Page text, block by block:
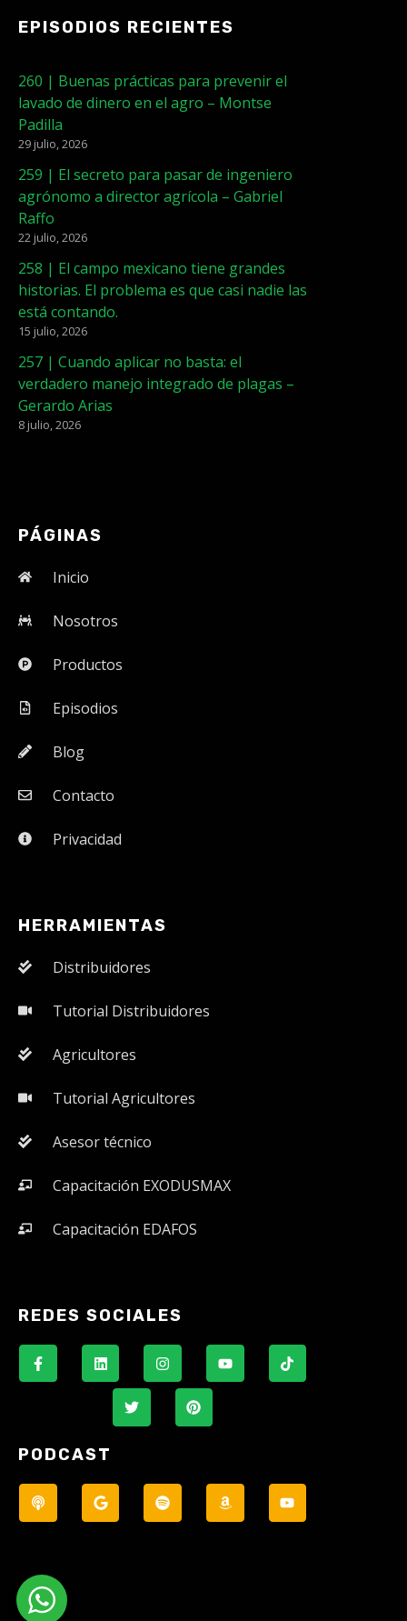
EPISODIOS RECIENTES
260 | Buenas prácticas para prevenir el
lavado de dinero en el agro – Montse
Padilla
29 julio, 2026
259 | El secreto para pasar de ingeniero
agrónomo a director agrícola – Gabriel
Raffo
22 julio, 2026
258 | El campo mexicano tiene grandes
historias. El problema es que casi nadie las
está contando.
15 julio, 2026
257 | Cuando aplicar no basta: el
verdadero manejo integrado de plagas –
Gerardo Arias
8 julio, 2026
PÁGINAS
Inicio
Nosotros
Productos
Episodios
Blog
Contacto
Privacidad
HERRAMIENTAS
Distribuidores
Tutorial Distribuidores
Agricultores
Tutorial Agricultores
Asesor técnico
Capacitación EXODUSMAX
Capacitación EDAFOS
REDES SOCIALES
PODCAST